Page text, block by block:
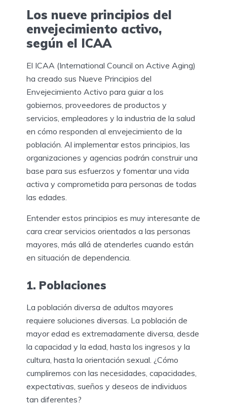
Los nueve principios del
envejecimiento activo,
según el ICAA
El ICAA (International Council on Active Aging)
ha creado sus Nueve Principios del
Envejecimiento Activo para guiar a los
gobiernos, proveedores de productos y
servicios, empleadores y la industria de la salud
en cómo responden al envejecimiento de la
población. Al implementar estos principios, las
organizaciones y agencias podrán construir una
base para sus esfuerzos y fomentar una vida
activa y comprometida para personas de todas
las edades.
Entender estos principios es muy interesante de
cara crear servicios orientados a las personas
mayores, más allá de atenderles cuando están
en situación de dependencia.
1. Poblaciones
La población diversa de adultos mayores
requiere soluciones diversas. La población de
mayor edad es extremadamente diversa, desde
la capacidad y la edad, hasta los ingresos y la
cultura, hasta la orientación sexual. ¿Cómo
cumpliremos con las necesidades, capacidades,
expectativas, sueños y deseos de individuos
tan diferentes?